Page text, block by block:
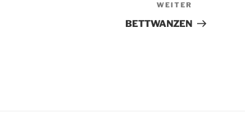
Beitrag
WEITER
BETTWANZEN